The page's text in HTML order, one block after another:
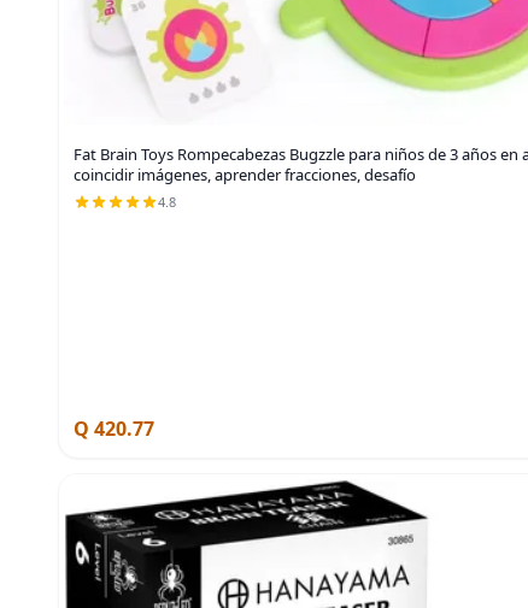
Fat Brain Toys Rompecabezas Bugzzle para niños de 3 años
coincidir imágenes, aprender fracciones, desafío
4.8
Q 420.77